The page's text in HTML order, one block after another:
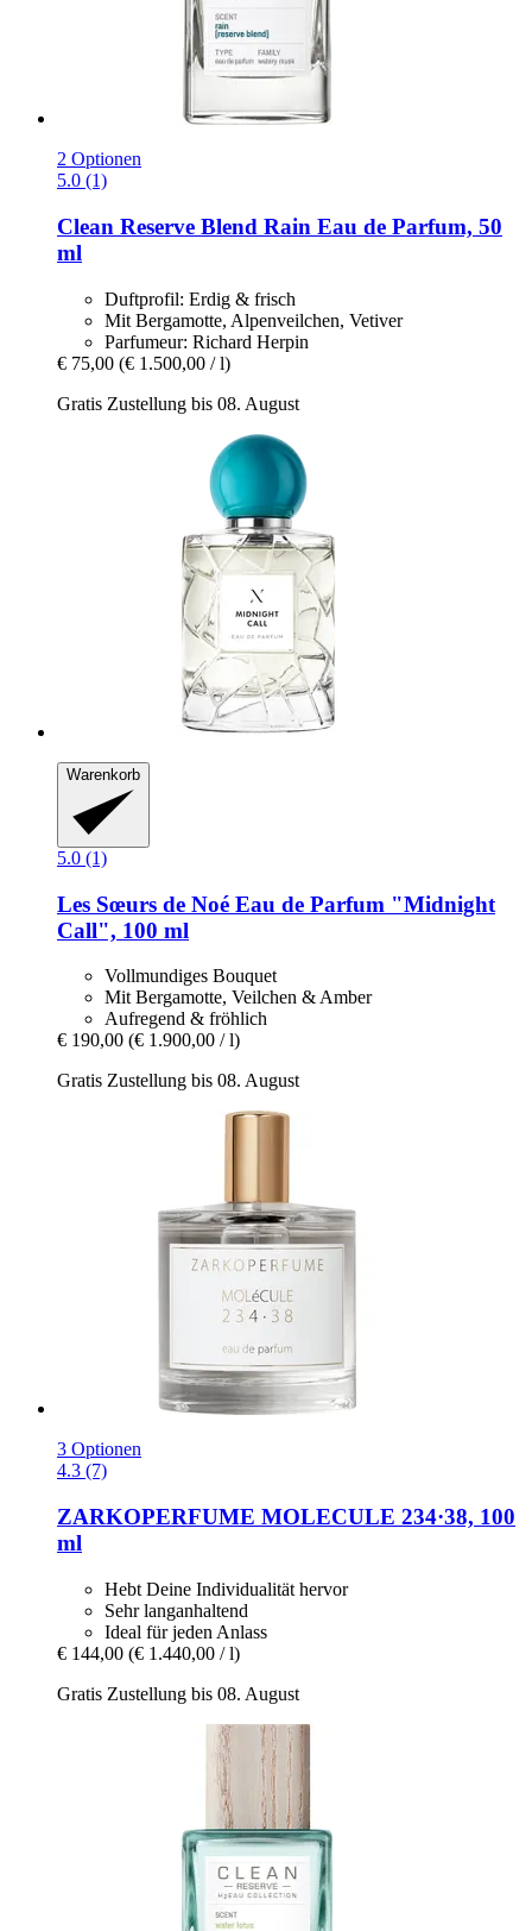
2 Optionen
5.0 (1)
Clean Reserve Blend Rain Eau de Parfum, 50
ml
Duftprofil: Erdig & frisch
Mit Bergamotte, Alpenveilchen, Vetiver
Parfumeur: Richard Herpin
€ 75,00 (€ 1.500,00 / l)
Gratis Zustellung bis 08. August
Warenkorb
5.0 (1)
Les Sœurs de Noé Eau de Parfum "Midnight
Call", 100 ml
Vollmundiges Bouquet
Mit Bergamotte, Veilchen & Amber
Aufregend & fröhlich
€ 190,00 (€ 1.900,00 / l)
Gratis Zustellung bis 08. August
3 Optionen
4.3 (7)
ZARKOPERFUME MOLECULE 234·38, 100
ml
Hebt Deine Individualität hervor
Sehr langanhaltend
Ideal für jeden Anlass
€ 144,00 (€ 1.440,00 / l)
Gratis Zustellung bis 08. August